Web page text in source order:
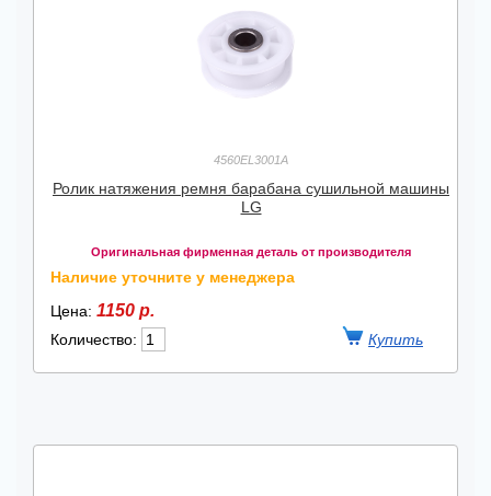
4560EL3001A
Ролик натяжения ремня барабана сушильной машины
LG
Оригинальная фирменная деталь от производителя
Наличие уточните у менеджера
Цена: 1150 р.
Количество: